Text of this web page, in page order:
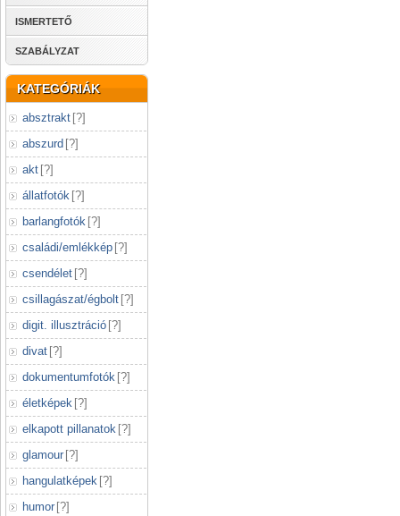
ISMERTETŐ
SZABÁLYZAT
KATEGÓRIÁK
absztrakt [?]
abszurd [?]
akt [?]
állatfotók [?]
barlangfotók [?]
családi/emlékkép [?]
csendélet [?]
csillagászat/égbolt [?]
digit. illusztráció [?]
divat [?]
dokumentumfotók [?]
életképek [?]
elkapott pillanatok [?]
glamour [?]
hangulatképek [?]
humor [?]